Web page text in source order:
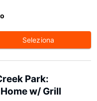
Seleziona
Park:
w/ Grill